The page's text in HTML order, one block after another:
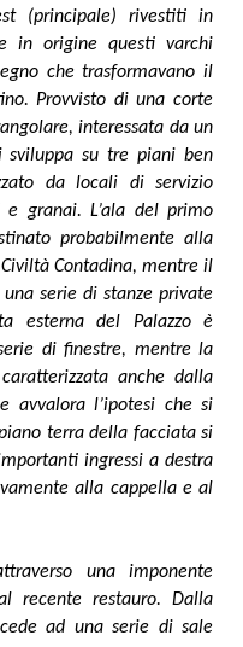
(principale) rivestiti in
in origine questi varchi
che trasformavano il
Provvisto di una corte
interessata da un
sviluppa su tre piani ben
da locali di servizio
granai. L’ala del primo
probabilmente alla
Contadina, mentre il
serie di stanze private
esterna del Palazzo è
di finestre, mentre la
anche dalla
avvalora l’ipotesi che si
terra della facciata si
ingressi a destra
alla cappella e al
una imponente
recente restauro. Dalla
ad una serie di sale